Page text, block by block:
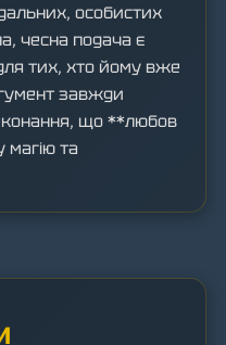
особистих
чесна подача є
тих, хто йому вже
завжди
що **любов
магію та